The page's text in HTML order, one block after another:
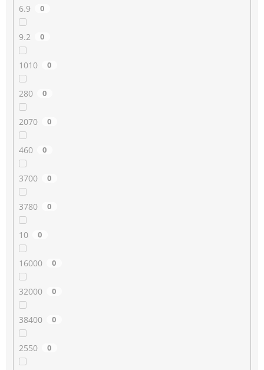
6.9 0
9.2 0
1010 0
280 0
2070 0
460 0
3700 0
3780 0
10 0
16000 0
32000 0
38400 0
2550 0